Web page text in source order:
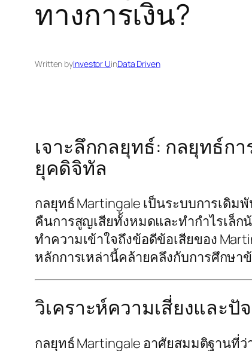
ทางการเงิน?
Written byInvestor UinData Driven
เจาะลึกกลยุทธ์: กลยุทธ์ก
ยุคดิจิทัล
กลยุทธ์ Martingale เป็นระบบการเดิ
คืนการสูญเสียทั้งหมดและทำกำไรเล็
ทำความเข้าใจถึงข้อดีข้อเสียของ
หลักการเหล่านี้คล้ายคลึงกับการศึกษา
วิเคราะห์ความเสี่ยงและปั
กลยุทธ์ Martingale อาศัยสมมติฐานที่